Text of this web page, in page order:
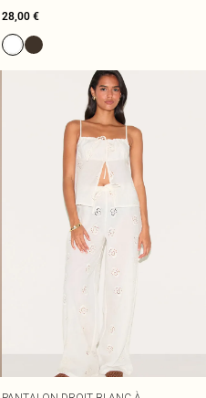
28,00 €